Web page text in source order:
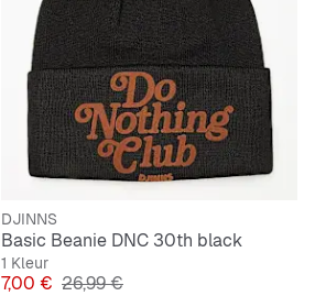
DJINNS
Basic Beanie DNC 30th black
1 Kleur
Prijs
7,00 € Originele Prijs
26,99 €